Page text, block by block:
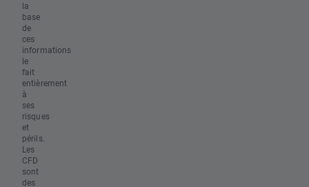
la
base
de
ces
informations
le
fait
entièrement
à
ses
risques
et
périls.
Les
CFD
sont
des